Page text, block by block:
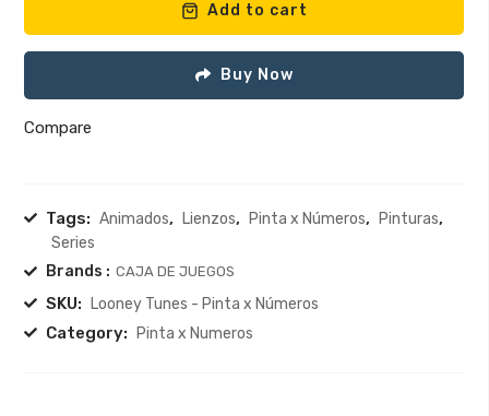
-
Looney
quantity
Add to cart
Buy Now
Compare
Tags: Animados, Lienzos, Pinta x Números, Pinturas,
Series
Brands : CAJA DE JUEGOS
SKU: Looney Tunes - Pinta x Números
Category: Pinta x Numeros